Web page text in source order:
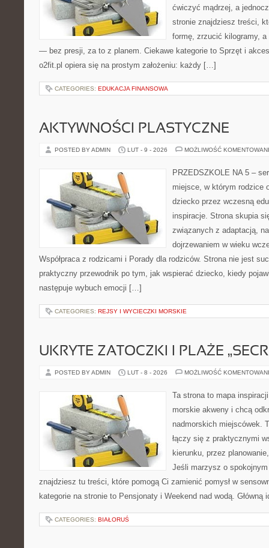
ćwiczyć mądrzej, a
stronie znajdziesz treści,
formę, zrzucić kilogramy,
— bez presji, za to z planem. Ciekawe kategorie to Sprzęt i
o2fit.pl opiera się na prostym założeniu: każdy […]
CATEGORIES: EDUKACJA FINANSOWA
AKTYWNOŚCI PLASTYCZNE
POSTED BY ADMIN LUT - 9 - 2026 MOŻLIWOŚĆ
PRZEDSZKOLE NA 5 –
miejsce, w którym rodzice
dziecko przez wczesną
inspiracje. Strona skupia
związanych z adaptacją,
dojrzewaniem w wieku
Współpraca z rodzicami i Porady dla rodziców. Strona nie jest
praktyczny przewodnik po tym, jak wspierać dziecko, kiedy
następuje wybuch emocji […]
CATEGORIES: REJSY I WYCIECZKI MORSKIE
UKRYTE ZATOCZKI I PLAŻE
POSTED BY ADMIN LUT - 8 - 2026 MOŻLIWOŚĆ
Ta strona to mapa
morskie akweny i chcą
nadmorskich miejscówek.
łączy się z praktycznymi
kierunku, przez
Jeśli marzysz o
znajdziesz tu treści, które pomogą Ci zamienić pomysł w
kategorie na stronie to Pensjonaty i Weekend nad wodą.
CATEGORIES: BIAŁORUŚ